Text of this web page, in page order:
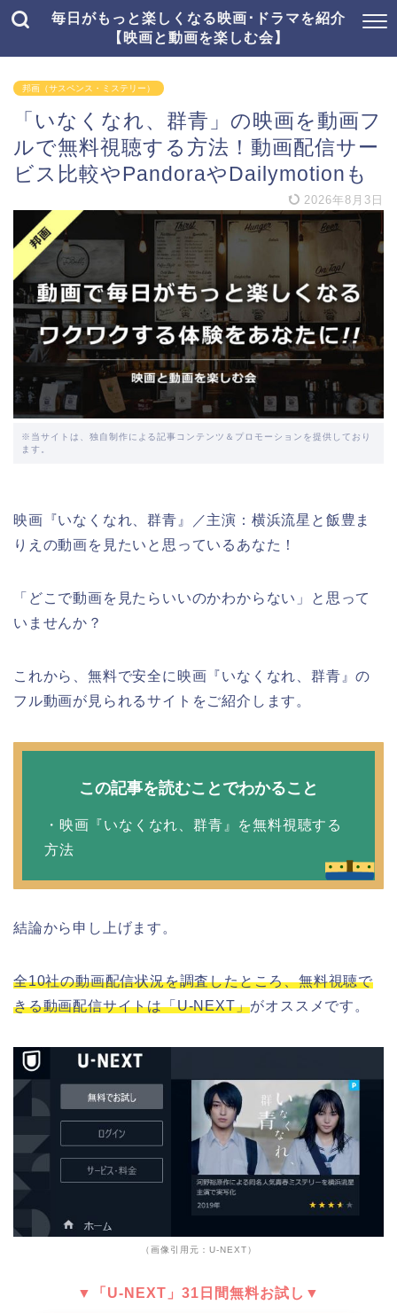
毎日がもっと楽しくなる映画･ドラマを紹介
【映画と動画を楽しむ会】
邦画（サスペンス・ミステリー）
「いなくなれ、群青」の映画を動画フ
ルで無料視聴する方法！動画配信サー
ビス比較やPandoraやDailymotionも
2026年8月3日
※当サイトは、独自制作による記事コンテンツ＆プロモーションを提供しており
ます。
映画『いなくなれ、群青』／主演：横浜流星と飯豊ま
りえの動画を見たいと思っているあなた！
「どこで動画を見たらいいのかわからない」と思って
いませんか？
これから、無料で安全に映画『いなくなれ、群青』の
フル動画が見られるサイトをご紹介します。
この記事を読むことでわかること
・映画『いなくなれ、群青』を無料視聴する
方法
結論から申し上げます。
全10社の動画配信状況を調査したところ、無料視聴で
きる動画配信サイトは「U-NEXT」がオススメです。
（画像引用元：U-NEXT）
▼「U-NEXT」31日間無料お試し▼